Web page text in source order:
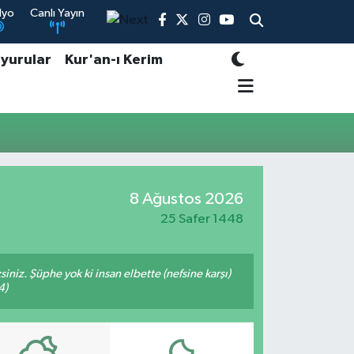
Canlı Yayın
Kur'an-ı Kerim
8 Ağustos 2026
25 Safer 1448
Şüphe yok ki insan elbette (nefsine karşı)